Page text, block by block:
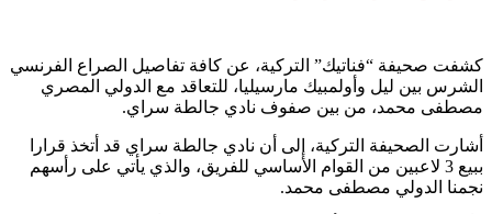
كشفت صحيفة “فناتيك” التركية، عن كافة تفاصيل الصراع الفرنسي
الشرس بين ليل وأولمبيك مارسيليا، للتعاقد مع الدولي المصري
مصطفى محمد، من بين صفوف نادي جالطة سراي.
أشارت الصحيفة التركية، إلى أن نادي جالطة سراي قد أتخذ قرارا
ببيع 3 لاعبين من القوام الأساسي للفريق، والذي يأتي على رأسهم
نجمنا الدولي مصطفى محمد.